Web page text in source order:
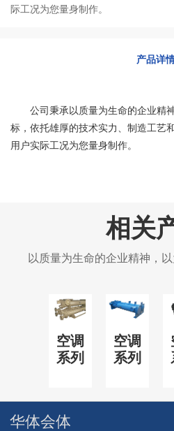
际工况为您量身制作。
产品详
公司秉承以质量为生命的企业精
标，依托雄厚的技术实力、制造工艺
用户实际工况为您量身制作。
相关
以质量为生命的企业精神，
空调
系列
空调
系列
华体会体